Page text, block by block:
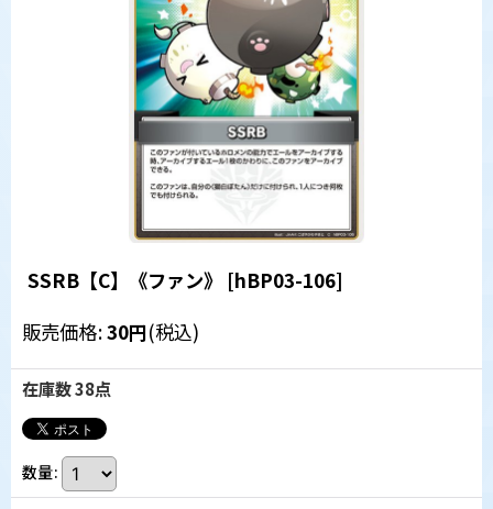
SSRB【C】《ファン》 [hBP03-106]
販売価格:30円(税込)
在庫数 38点
数量: